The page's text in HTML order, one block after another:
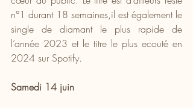
n°1 durant 18 semaines,il est également le
single de diamant le plus rapide de
l’année 2023 et le titre le plus ecouté en
2024 sur Spotify.
Samedi 14 juin